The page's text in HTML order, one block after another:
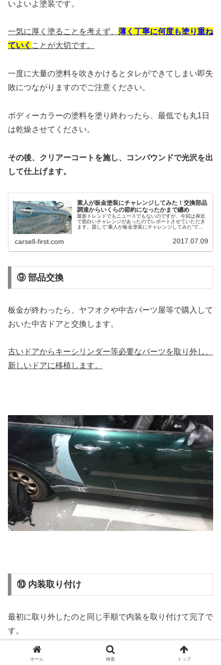
いよいよ塗装です。
一気に厚く塗ることを考えず、 薄く丁寧に何度も塗り重ね
ていく ことが大切です。
一度に大量の塗料を吹きかけるとタレができてしまい即失
敗につながりますのでご注意ください。
ボディーカラーの塗料を塗り終わったら、最低でも丸1日
は乾燥させてください。
その後、クリアーコートを施し、コンパウンドで光沢を出
して仕上げます。
素人が板金塗装にチャレンジしてみた！交換部品
調達からいくらの節約になったかまで纏め
最新トレンドでもニュースでもないのですが、今回は身近
で面白いチャレンジがあったのでレポートさせていただき
ます。題して“素人が板金塗装にチャレンジしてみた”で
carsell-first.com 2017.07.09
⑨ 部品交換
板金が終わったら、ヤフオクや中古パーツ屋等で購入して
おいた中古ドアと交換します。
古いドアからキーシリンダー等必要なパーツを取り外し、
新しいドアに移植します。
⑩ 内装取り付け
最初に取り外したのと同じ手順で内装を取り付けて完了で
す。
ホーム 検索 トップ